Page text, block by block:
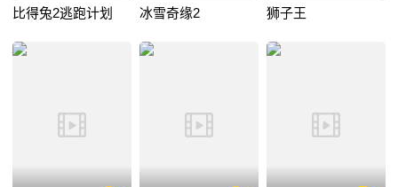
比得兔2逃跑计划 冰雪奇缘2 狮子王